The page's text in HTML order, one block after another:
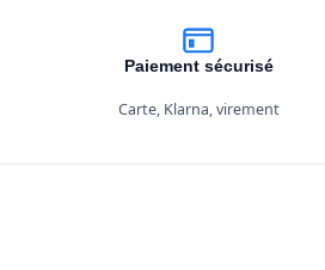
Paiement sécurisé
Carte, Klarna, virement